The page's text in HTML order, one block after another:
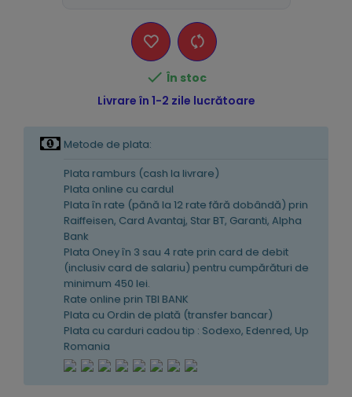
 În stoc
Livrare în 1-2 zile lucrătoare
Metode de plata:
Plata ramburs (cash la livrare)
Plata online cu cardul
Plata în rate (pănă la 12 rate fără dobândă) prin
Raiffeisen, Card Avantaj, Star BT, Garanti, Alpha
Bank
Plata Oney în 3 sau 4 rate prin card de debit
(inclusiv card de salariu) pentru cumpărături de
minimum 450 lei.
Rate online prin TBI BANK
Plata cu Ordin de plată (transfer bancar)
Plata cu carduri cadou tip : Sodexo, Edenred, Up
Romania